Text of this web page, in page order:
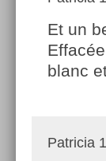
Et un
blanc
Patricia